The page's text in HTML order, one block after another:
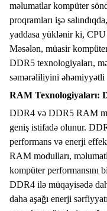
məlumatlar kompüter
proqramları işə
yaddasa yüklənir ki, CPU
Məsələn, müasir
DDR5 texnologiyaları,
səmərəliliyini əhəmiyyətli
RAM Texnologiyaları:
DDR4 və DDR5 RAM
geniş istifadə olunur.
performans və enerji
RAM modulları,
kompüter performansını
DDR4 ilə müqayisədə
daha aşağı enerji